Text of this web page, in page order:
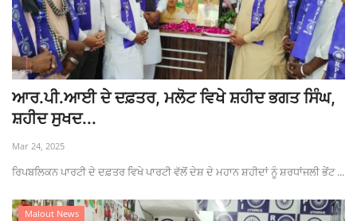
ਆਰ.ਪੀ.ਆਈ ਦੇ ਦਫ਼ਤਰ, ਮਲੋਟ ਵਿਖੇ ਸ਼ਹੀਦ ਭਗਤ ਸਿੰਘ,
ਸ਼ਹੀਦ ਸੁਖਦ...
Mar 24, 2025
ਰਿਪਬਲਿਕਨ ਪਾਰਟੀ ਦੇ ਦਫ਼ਤਰ ਵਿਖੇ ਪਾਰਟੀ ਵੱਲੋਂ ਦੇਸ਼ ਦੇ ਮਹਾਨ ਸ਼ਹੀਦਾਂ ਨੂੰ ਸ਼ਰਧਾਂਜਲੀ ਭੇਂਟ ...
Malout News